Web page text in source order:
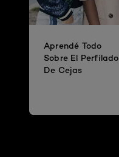
Aprendé Todo
Sobre El Perfilado
De Cejas